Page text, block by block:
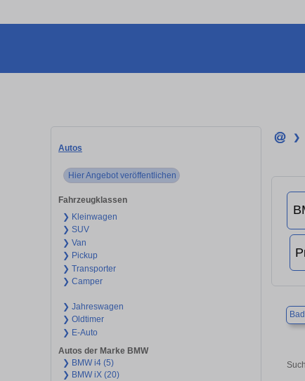
Autos
Hier Angebot veröffentlichen
Fahrzeugklassen
❯ Kleinwagen
❯ SUV
❯ Van
❯ Pickup
❯ Transporter
❯ Camper
❯ Jahreswagen
❯ Oldtimer
❯ E-Auto
Autos der Marke BMW
❯ BMW i4 (5)
❯ BMW iX (20)
❯